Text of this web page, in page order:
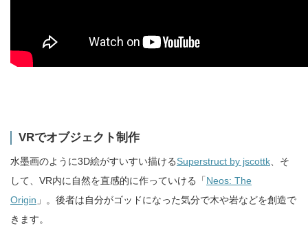
VRでオブジェクト制作
水墨画のように3D絵がすいすい描けるSuperstruct by jscottk、そ
して、VR内に自然を直感的に作っていける「Neos: The
Origin 」。後者は自分がゴッドになった気分で木や岩などを創造で
きます。